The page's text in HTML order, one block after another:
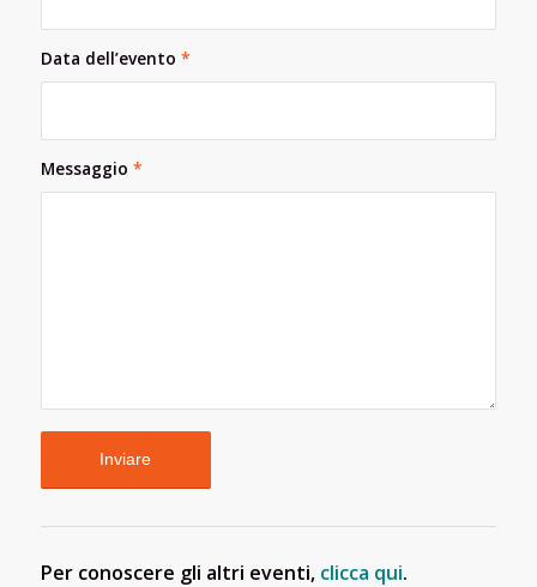
Data dell’evento *
Messaggio *
Per conoscere gli altri eventi, clicca qui.